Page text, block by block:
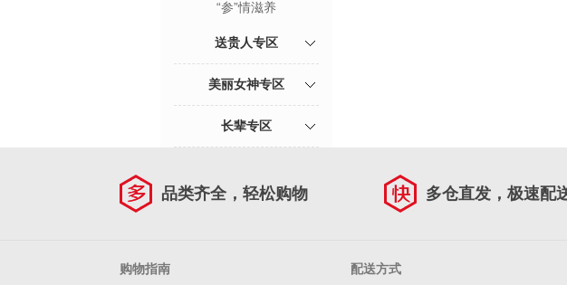
“参”情滋养
送贵人专区
美丽女神专区
长辈专区
品类齐全，轻松购物 多仓直发，极速配
购物指南 配送方式